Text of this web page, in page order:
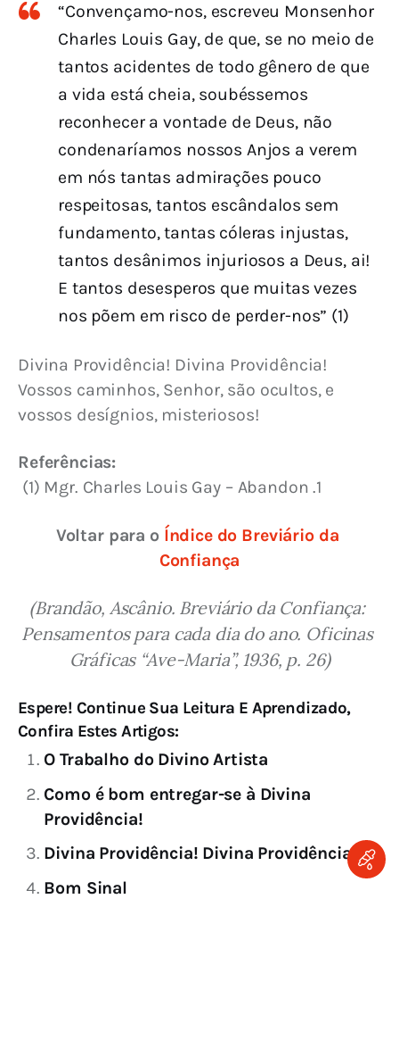
“Convençamo-nos, escreveu Monsenhor
Charles Louis Gay, de que, se no meio de
tantos acidentes de todo gênero de que
a vida está cheia, soubéssemos
reconhecer a vontade de Deus, não
condenaríamos nossos Anjos a verem
em nós tantas admirações pouco
respeitosas, tantos escândalos sem
fundamento, tantas cóleras injustas,
tantos desânimos injuriosos a Deus, ai!
E tantos desesperos que muitas vezes
nos põem em risco de perder-nos” (1)
Divina Providência! Divina Providência!
Vossos caminhos, Senhor, são ocultos, e
vossos desígnios, misteriosos!
Referências:
(1) Mgr. Charles Louis Gay – Abandon .1
Voltar para o Índice do Breviário da
Confiança
(Brandão, Ascânio. Breviário da Confiança:
Pensamentos para cada dia do ano. Oficinas
Gráficas “Ave-Maria”, 1936, p. 26)
Espere! Continue Sua Leitura E Aprendizado,
Confira Estes Artigos:
O Trabalho do Divino Artista
Como é bom entregar-se à Divina
Providência!
Divina Providência! Divina Providência!
Bom Sinal